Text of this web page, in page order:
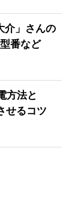
介」さんの
番など
方法と
せるコツ